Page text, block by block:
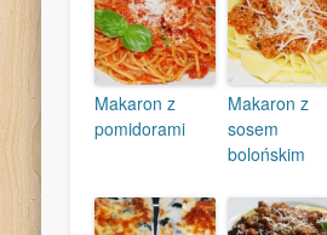
Makaron z
pomidorami
Makaron z
sosem
bolońskim